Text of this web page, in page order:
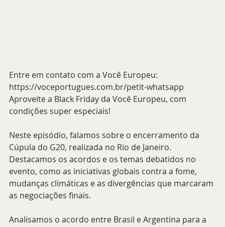
Entre em contato com a Você Europeu:
https://voceportugues.com.br/petit-whatsapp
Aproveite a Black Friday da Você Europeu, com
condições super especiais!
Neste episódio, falamos sobre o encerramento da
Cúpula do G20, realizada no Rio de Janeiro.
Destacamos os acordos e os temas debatidos no
evento, como as iniciativas globais contra a fome,
mudanças climáticas e as divergências que marcaram
as negociações finais.
Analisamos o acordo entre Brasil e Argentina para a